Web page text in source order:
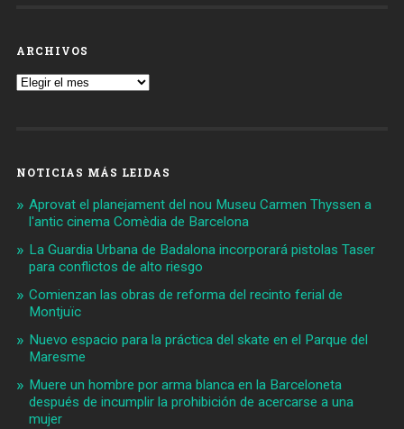
ARCHIVOS
Archivos
NOTICIAS MÁS LEIDAS
Aprovat el planejament del nou Museu Carmen Thyssen a
l'antic cinema Comèdia de Barcelona
La Guardia Urbana de Badalona incorporará pistolas Taser
para conflictos de alto riesgo
Comienzan las obras de reforma del recinto ferial de
Montjuïc
Nuevo espacio para la práctica del skate en el Parque del
Maresme
Muere un hombre por arma blanca en la Barceloneta
después de incumplir la prohibición de acercarse a una
mujer